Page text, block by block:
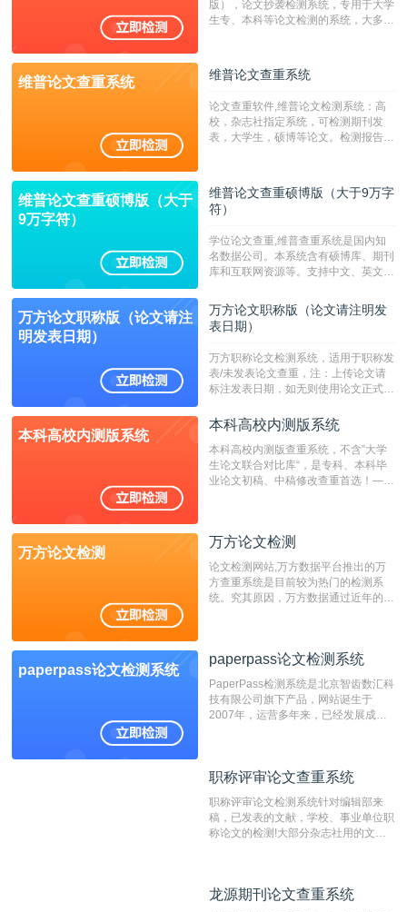
版），论文抄袭检测系统，专用于大学
生专、本科等论文检测的系统，大多数
维普论文查重系统 维普论文查重系统
论文查重软件,维普论文检测系统：高
校，杂志社指定系统，可检测期刊发
表，大学生，硕博等论文。检测报告支
维普论文查重硕博版（大于
9万字符）
维普论文查重硕博版（大于9万字
符）
学位论文查重,维普查重系统是国内知
名数据公司。本系统含有硕博库、期刊
库和互联网资源等。支持中文、英文、
定院校！！！
万方论文职称版（论文请注
明发表日期）
万方论文职称版（论文请注明发
表日期）
万方职称论文检测系统，适用于职称发
表/未发表论文查重，注：上传论文请
标注发表日期，如无则使用论文正式发
成时间作为发表日期。
本科高校内测版系统
本科高校内测版系统
本科高校内测版查重系统，不含”大学
生论文联合对比库“，是专科、本科毕
业论文初稿、中稿修改查重首选！——
万方论文检测
万方论文检测
论文检测网站,万方数据平台推出的万
方查重系统是目前较为热门的检测系
统。究其原因，万方数据通过近年的发
非。其次，相对于知网而言，万方检测
重的推荐系统。
paperpass论文检测系统
paperpass论文检测系统
PaperPass检测系统是北京智齿数汇科
技有限公司旗下产品，网站诞生于
2007年，运营多年来，已经发展成为
检测速度快、精度高，市场反映良好。
职称评审论文查重系统
职称评审论文检测系统针对编辑部来
稿，已发表的文献，学校、事业单位职
称论文的检测!大部分杂志社用的文献
编辑部检测来稿和已发表的文献,检测
龙源期刊论文查重系统